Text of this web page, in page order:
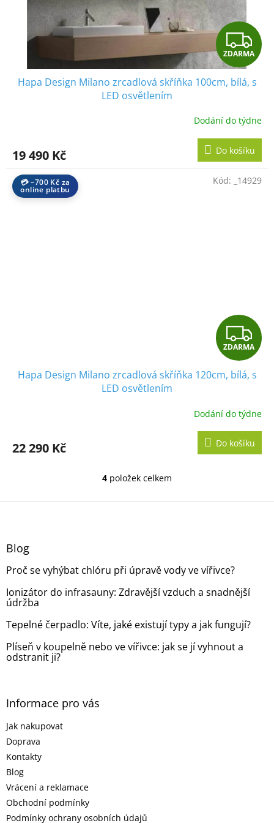
Z
D
A
R
M
A
ZDARMA
Hapa Design Milano zrcadlová skříňka 100cm, bílá, s
LED osvětlením
Dodání do týdne
19 490 Kč Do košíku
💳 –700 Kč za
online platbu
Z
D
A
R
M
A
ZDARMA
Hapa Design Milano zrcadlová skříňka 120cm, bílá, s
LED osvětlením
je
Dodání do týdne
22 290 Kč Do košíku
Kód: _14929
O
l
p
r
v
y
ý
4 položek celkem
Z
Blog
Proč se vyhýbat chlóru při úpravě vody ve vířivce?
Ionizátor do infrasauny: Zdravější vzduch a snadnější
údržba
Tepelné čerpadlo: Víte, jaké existují typy a jak fungují?
Plíseň v koupelně nebo ve vířivce: jak se jí vyhnout a
odstranit ji?
Informace pro vás
Jak nakupovat
Doprava
Kontakty
Blog
Vrácení a reklamace
Obchodní podmínky
Podmínky ochrany osobních údajů